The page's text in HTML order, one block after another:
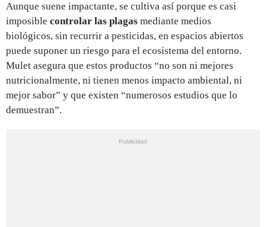
Aunque suene impactante, se cultiva así porque es casi
imposible controlar las plagas mediante medios
biológicos, sin recurrir a pesticidas, en espacios abiertos
puede suponer un riesgo para el ecosistema del entorno.
Mulet asegura que estos productos “no son ni mejores
nutricionalmente, ni tienen menos impacto ambiental, ni
mejor sabor” y que existen “numerosos estudios que lo
demuestran”.